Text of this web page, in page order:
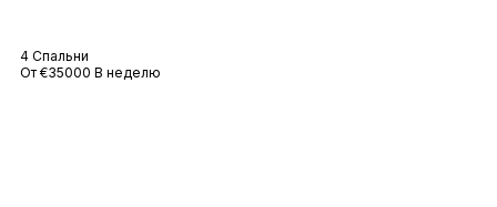
4 Спальни
От €35000 В неделю